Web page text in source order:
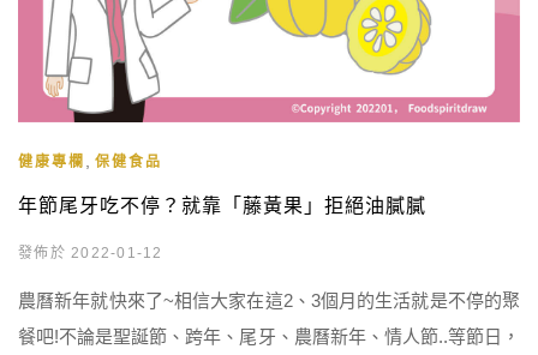
健康專欄 保健食品
年節尾牙吃不停？就靠「藤黃果」拒絕油膩膩
發佈於 2022-01-12
農曆新年就快來了~相信大家在這2、3個月的生活就是不停的聚
餐吧!不論是聖誕節、跨年、尾牙、農曆新年、情人節..等節日，